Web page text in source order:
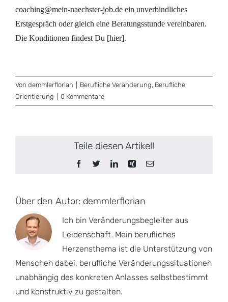
coaching@mein-naechster-job.deein unverbindliches
Erstgespräch oder gleich eine Beratungsstunde vereinbaren.
Die Konditionen findest Du [hier].
Von demmlerflorian Berufliche Veränderung, Berufliche
Orientierung
0 Kommentare
Teile diesen Artikel!
Facebook
TwitterLinkedIn
Xing E-
Über den Autor: demmlerflorian
Ich bin Veränderungsbegleiter aus
Leidenschaft. Mein berufliches
Herzensthema ist die Unterstützung von
Menschen dabei, berufliche Veränderungssituationen
unabhängig des konkreten Anlasses selbstbestimmt
und konstruktiv zu gestalten.